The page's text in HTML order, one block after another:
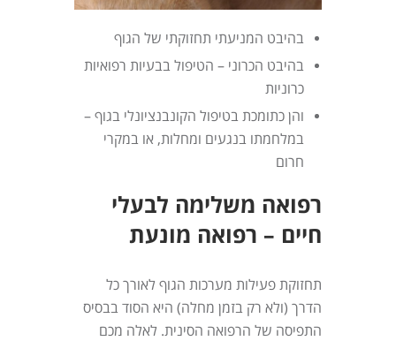
בהיבט המניעתי תחזוקתי של הגוף
בהיבט הכרוני – הטיפול בבעיות רפואיות
כרוניות
והן כתומכת בטיפול הקונבנציונלי בגוף –
במלחמתו בנגעים ומחלות, או במקרי
חרום
רפואה משלימה לבעלי
חיים – רפואה מונעת
תחזוקת פעילות מערכות הגוף לאורך כל
הדרך (ולא רק בזמן מחלה) היא הסוד בבסיס
התפיסה של הרפואה הסינית. לאלה מכם